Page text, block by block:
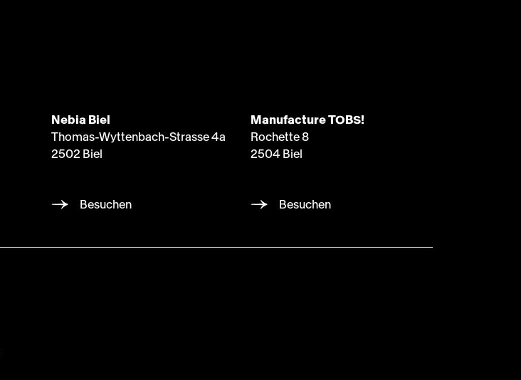
Nebia Biel
Thomas-Wyttenbach-Strasse 4a
2502 Biel
Besuchen
Manufacture TOBS!
Rochette 8
2504 Biel
Besuchen